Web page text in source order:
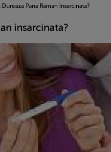
Dureaza Pana Raman Insarcinata?
insarcinata?